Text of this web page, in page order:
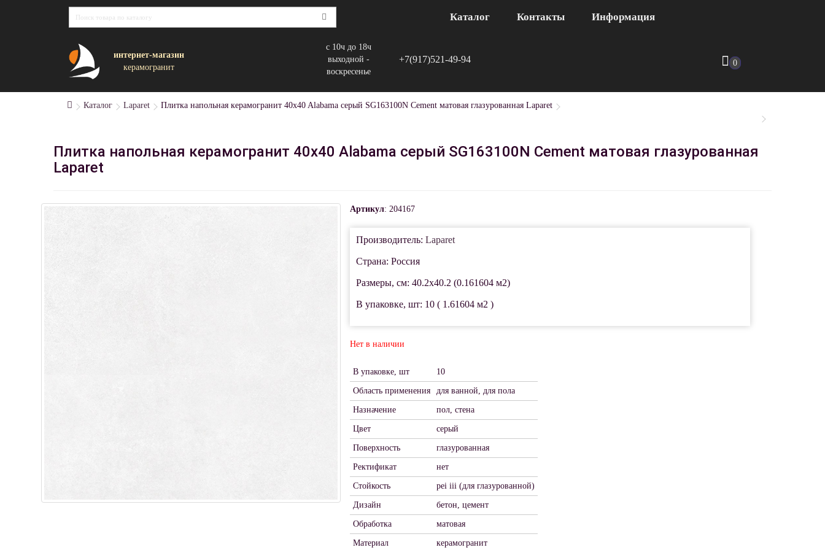
Каталог Контакты Информация
интернет-магазин
керамогранит
с 10ч до 18ч
выходной -
воскресенье
+7(917)521-49-94 0
Каталог Laparet Плитка напольная керамогранит 40x40 Alabama серый SG163100N Cement матовая глазурованная Laparet
Плитка напольная керамогранит 40x40 Alabama серый SG163100N Cement матовая глазурованная
Laparet
Артикул: 204167
Производитель: Laparet
Страна: Россия
Размеры, см: 40.2x40.2 (0.161604 м2)
В упаковке, шт: 10 ( 1.61604 м2 )
Нет в наличии
В упаковке, шт 10
Область применения для ванной, для пола
Назначение пол, стена
Цвет серый
Поверхность глазурованная
Ректификат нет
Стойкость pei iii (для глазурованной)
Дизайн бетон, цемент
Обработка матовая
Материал керамогранит